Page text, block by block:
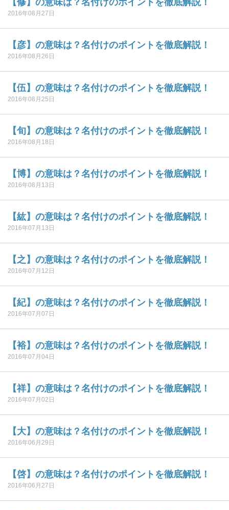
【修】の意味は？名付けのポイントを徹底解説！
2016年08月27日
【彦】の意味は？名付けのポイントを徹底解説！
2016年08月26日
【伍】の意味は？名付けのポイントを徹底解説！
2016年08月25日
【旬】の意味は？名付けのポイントを徹底解説！
2016年08月18日
【博】の意味は？名付けのポイントを徹底解説！
2016年08月13日
【紘】の意味は？名付けのポイントを徹底解説！
2016年07月13日
【之】の意味は？名付けのポイントを徹底解説！
2016年07月12日
【紀】の意味は？名付けのポイントを徹底解説！
2016年07月07日
【裕】の意味は？名付けのポイントを徹底解説！
2016年07月04日
【祥】の意味は？名付けのポイントを徹底解説！
2016年07月02日
【大】の意味は？名付けのポイントを徹底解説！
2016年06月29日
【啓】の意味は？名付けのポイントを徹底解説！
2016年06月27日